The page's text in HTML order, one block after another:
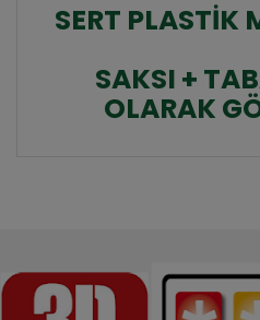
SERT PLASTİK
SAKSI +
OLARAK